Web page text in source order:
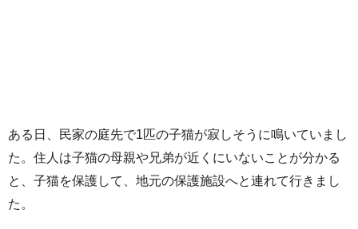
ある日、民家の庭先で1匹の子猫が寂しそうに鳴いていまし
た。住人は子猫の母親や兄弟が近くにいないことが分かる
と、子猫を保護して、地元の保護施設へと連れて行きまし
た。